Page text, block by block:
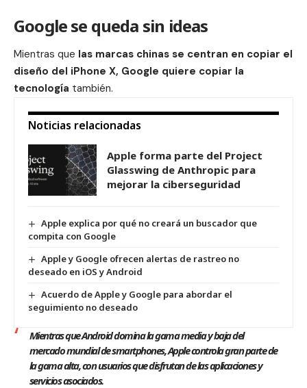
Google se queda sin ideas
Mientras que las marcas chinas se centran en copiar el
diseño del iPhone X, Google quiere copiar la
tecnología también.
Noticias relacionadas
Apple forma parte del Project
Glasswing de Anthropic para
mejorar la ciberseguridad
Apple explica por qué no creará un buscador que
compita con Google
Apple y Google ofrecen alertas de rastreo no
deseado en iOS y Android
Acuerdo de Apple y Google para abordar el
seguimiento no deseado
Mientras que Android domina la gama media y baja del
mercado mundial de smartphones, Apple controla gran parte de
la gama alta, con usuarios que disfrutan de las aplicaciones y
servicios asociados.